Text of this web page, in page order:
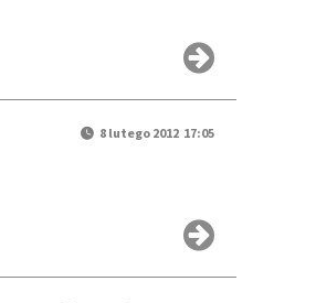
8 lutego 2012 17:05